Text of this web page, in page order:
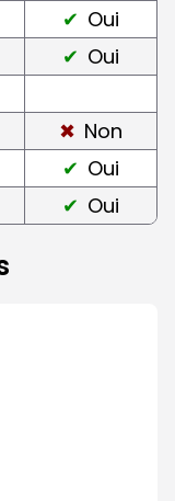
Oui
Oui
Non
Oui
Oui